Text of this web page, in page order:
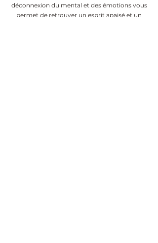
déconnexion du mental et des émotions vous
permet de retrouver un esprit apaisé et un